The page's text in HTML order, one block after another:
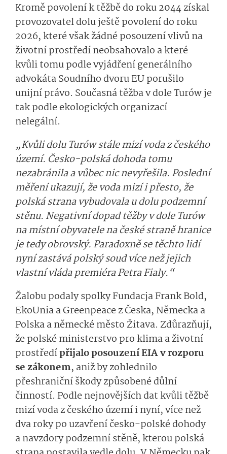
Kromě povolení k těžbě do roku 2044 získal
provozovatel dolu ještě povolení do roku
2026, které však žádné posouzení vlivů na
životní prostředí neobsahovalo a které
kvůli tomu podle vyjádření generálního
advokáta Soudního dvoru EU porušilo
unijní právo. Současná těžba v dole Turów je
tak podle ekologických organizací
nelegální.
„Kvůli dolu Turów stále mizí voda z českého
území. Česko-polská dohoda tomu
nezabránila a vůbec nic nevyřešila. Poslední
měření ukazují, že voda mizí i přesto, že
polská strana vybudovala u dolu podzemní
stěnu. Negativní dopad těžby v dole Turów
na místní obyvatele na české straně hranice
je tedy obrovský. Paradoxně se těchto lidí
nyní zastává polský soud více než jejich
vlastní vláda premiéra Petra Fialy.“
Žalobu podaly spolky Fundacja Frank Bold,
EkoUnia a Greenpeace z Česka, Německa a
Polska a německé město Žitava. Zdůrazňují,
že polské ministerstvo pro klima a životní
prostředípřijalo posouzení EIA v rozporu
se zákonem, aniž by zohlednilo
přeshraniční škody způsobené důlní
činností. Podle nejnovějších dat kvůli těžbě
mizí voda z českého území i nyní, více než
dva roky po uzavření česko-polské dohody
a navzdory podzemní stěně, kterou polská